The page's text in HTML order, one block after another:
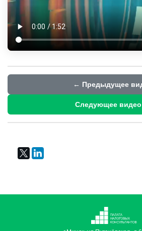
← Предыдущее
Следующее